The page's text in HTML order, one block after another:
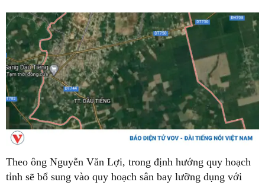
Theo ông Nguyễn Văn Lợi, trong định hướng quy hoạch
tỉnh sẽ bổ sung vào quy hoạch sân bay lưỡng dụng với